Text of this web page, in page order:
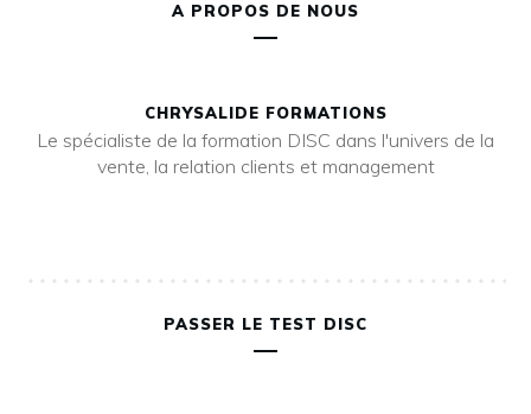
A PROPOS DE NOUS
CHRYSALIDE FORMATIONS
Le spécialiste de la formation DISC dans l'univers de la
vente, la relation clients et management
PASSER LE TEST DISC